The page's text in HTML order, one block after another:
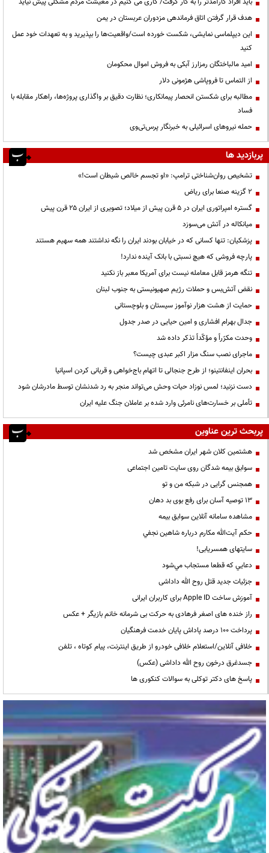
هدف قرار گرفتن اتاق‌ فرماندهی مزدوران عربستان در یمن
این دیپلماسی نمایشی، شکست خورده است/واقعیت‌ها را بپذیرید و به تعهدات خود عمل
کنید
امید مالباختگان رمزارز آبکی به فروش اموال محکومان
از التماس تا فروپاشی هژمونی دلار
مطالبه برای شکستن انحصار پیمانکاری؛ نظارت دقیق بر واگذاری پروژه‌ها، راهکار مقابله با
فساد
حمله نیروهای اسرائیلی به خبرنگار پرس‌تی‌وی
پربازدید ها
تشخیص روان‌شناختی ترامپ: «او تجسم خالص شیطان است!»
۲ گزینه صنعا برای ریاض
گستره امپراتوری ایران در ۵ قرن پیش از میلاد؛ تصویری از ایران ۲۵ قرن پیش
میانکاله در آتش می‌سوزد
پزشکیان: تنها کسانی که در خیابان بودند ایران را نگه نداشتند همه سهیم هستند
پارچه فروشی که هیچ نسبتی با بانک آینده ندارد!
تنگه هرمز قابل معامله نیست برای آمریکا معبر باز نکنید
نقض آتش‌بس و حملات رژیم صهیونیستی به جنوب لبنان
حمایت از هشت هزار نوآموز سیستان و بلوچستانی
جدال بهرام افشاری و امین حیایی در صدر جدول
وحدت مکرّراً و مؤکّداً تذکر داده شد
ماجرای نصب سنگ مزار اکبر عبدی چیست؟
بحران اینفانتینو؛ از طرح جنجالی تا اتهام باج‌خواهی و قربانی کردن اسپانیا
دست نزنید؛ لمس نوزاد حیات وحش می‌تواند منجر به رد شدنشان توسط مادرشان شود
تأملی بر خسارت‌های نامرئی وارد شده بر عاملان جنگ علیه ایران
پربحث ترین عناوین
هشتمین کلان شهر ایران مشخص شد
سوابق بیمه شدگان روی سایت تامین اجتماعی
همجنس گرایی در شبکه من و تو
13 توصیه آسان برای رفع بوی بد دهان
مشاهده سامانه آنلاين سوابق بیمه
حكم آيت‌الله مكارم درباره شاهين نجفي
سایتهای همسریابی!
دعايي كه قطعا مستجاب مي‌شود
جزئیات جدید قتل روح الله داداشی
آموزش ساخت Apple ID برای کاربران ایرانی
راز خنده های اصغر فرهادی به حرکت بی شرمانه خانم بازیگر + عکس
پرداخت ۱۰۰ درصد پاداش پایان خدمت فرهنگیان
خلافی آنلاین/استعلام خلافی خودرو از طریق اینترنت، پیام کوتاه ، تلفن
جسدغرق درخون روح الله داداشی (عکس)
پاسخ های دکتر توکلی به سوالات کنکوری ها